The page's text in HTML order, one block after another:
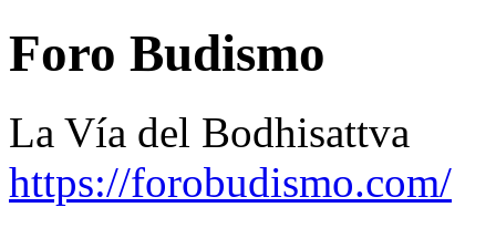
Foro Budismo
La Vía del Bodhisattva
https://forobudismo.com/